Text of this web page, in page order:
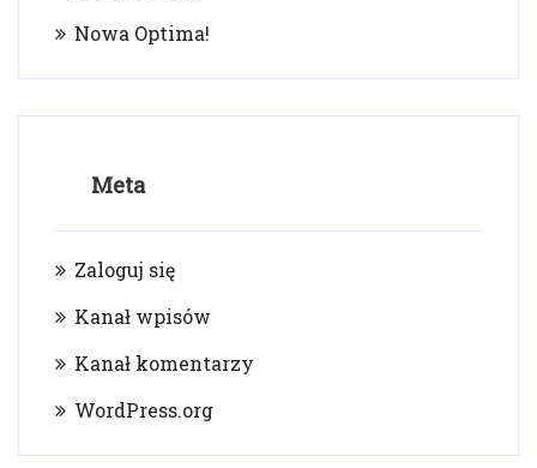
Nowa Optima!
Meta
Zaloguj się
Kanał wpisów
Kanał komentarzy
WordPress.org